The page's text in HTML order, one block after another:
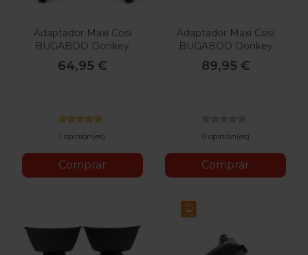
Adaptador Maxi Cosi
BUGABOO Donkey
Mono
64,95 €
1 opinión(es)
Comprar
Adaptador Maxi Cosi
BUGABOO Donkey
TWIN
89,95 €
0 opinión(es)
Comprar